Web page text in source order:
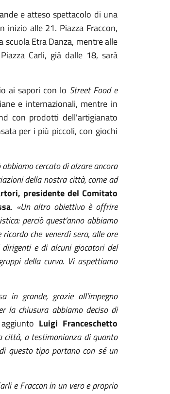
e atteso spettacolo di una
inizio alle 21. Piazza Fraccon,
scuola Etra Danza, mentre alle
Carli, già dalle 18, sarà
ai sapori con lo Street Food e
e internazionali, mentre in
con prodotti dell'artigianato
per i più piccoli, con giochi
cercato di alzare ancora
della nostra città, come ad
presidente del Comitato
. «Un altro obiettivo è offrire
perciò quest’anno abbiamo
che venerdì sera, alle ore
e di alcuni giocatori del
della curva. Vi aspettiamo
in grande, grazie all'impegno
la chiusura abbiamo deciso di
Luigi Franceschetto
città, a testimonianza di quanto
questo tipo portano con sé un
e Fraccon in un vero e proprio